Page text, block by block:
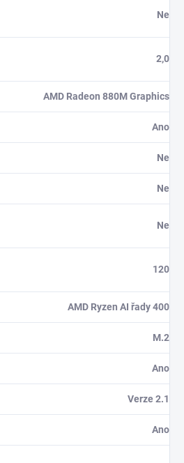
Ne
2,0
AMD Radeon 880M Graphics
Ano
Ne
Ne
Ne
120
AMD Ryzen AI řady 400
M.2
Ano
Verze 2.1
Ano